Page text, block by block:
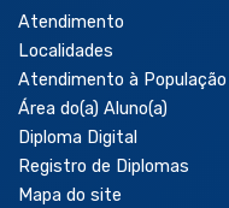
Atendimento
Localidades
Atendimento à População
Área do(a) Aluno(a)
Diploma Digital
Registro de Diplomas
Mapa do site